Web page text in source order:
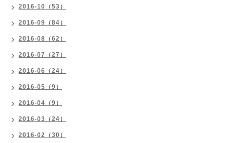
2016-10（53）
2016-09（84）
2016-08（62）
2016-07（27）
2016-06（24）
2016-05（9）
2016-04（9）
2016-03（24）
2016-02（30）